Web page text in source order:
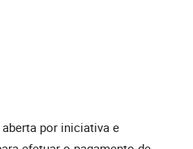
por iniciativa e